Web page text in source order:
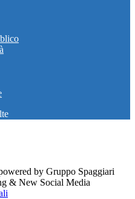
by Gruppo Spaggiari
& New Social Media